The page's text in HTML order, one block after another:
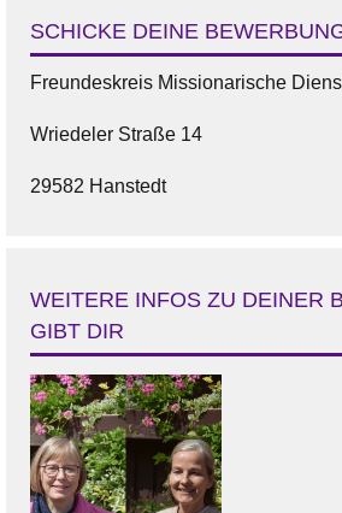
SCHICKE DEINE
Freundeskreis Missionarische
Wriedeler Straße 14
29582 Hanstedt
WEITERE INFOS ZU DEINER
GIBT DIR